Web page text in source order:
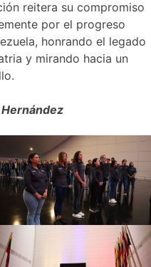
reitera su compromiso
por el progreso
honrando el legado
y mirando hacia un